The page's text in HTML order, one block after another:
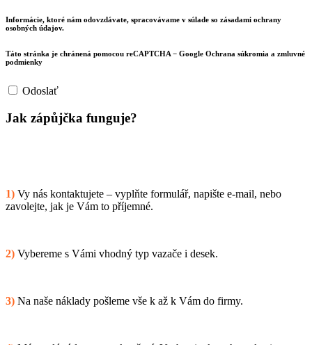
Informácie, ktoré nám odovzdávate, spracovávame v súlade so zásadami ochrany
osobných údajov.
Táto stránka je chránená pomocou reCAPTCHA − Google Ochrana súkromia a zmluvné
podmienky
Odoslať
Jak zápůjčka funguje?
1) Vy nás kontaktujete – vyplňte formulář, napište e-mail, nebo
zavolejte, jak je Vám to příjemné.
2) Vybereme s Vámi vhodný typ vazače i desek.
3) Na naše náklady pošleme vše k až k Vám do firmy.